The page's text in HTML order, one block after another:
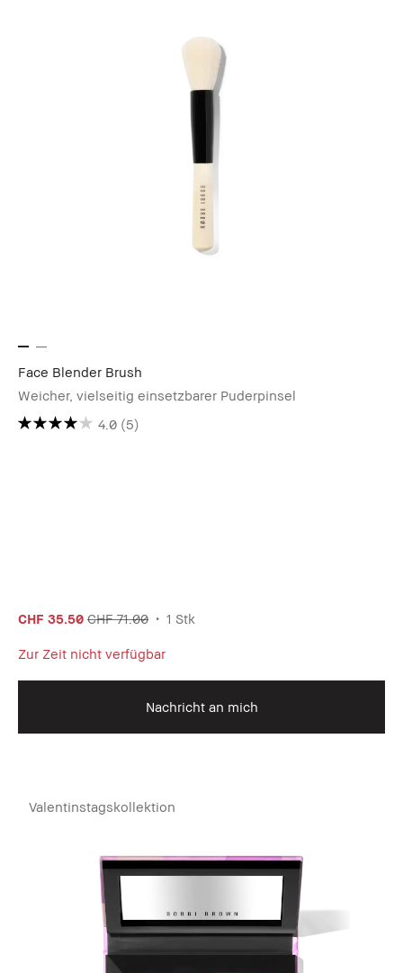
Face Blender Brush
Weicher, vielseitig einsetzbarer Puderpinsel
4.0 (5)
CHF 35.50 CHF 71.00 1 Stk
Zur Zeit nicht verfügbar
Nachricht an mich
Valentinstagskollektion